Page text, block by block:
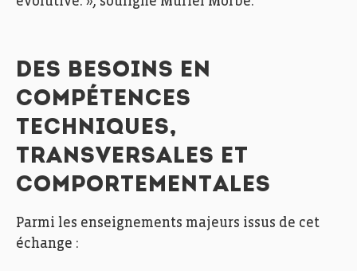
DES BESOINS EN
COMPÉTENCES
TECHNIQUES,
TRANSVERSALES ET
COMPORTEMENTALES
Parmi les enseignements majeurs issus de cet
échange :